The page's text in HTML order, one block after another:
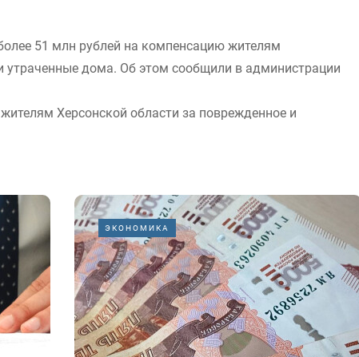
51 млн рублей на компенсацию жителям
дома. Об этом сообщили в администрации
Херсонской области за поврежденное и
ЭКОНОМИКА